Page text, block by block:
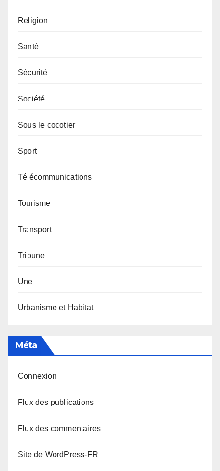
Religion
Santé
Sécurité
Société
Sous le cocotier
Sport
Télécommunications
Tourisme
Transport
Tribune
Une
Urbanisme et Habitat
Méta
Connexion
Flux des publications
Flux des commentaires
Site de WordPress-FR